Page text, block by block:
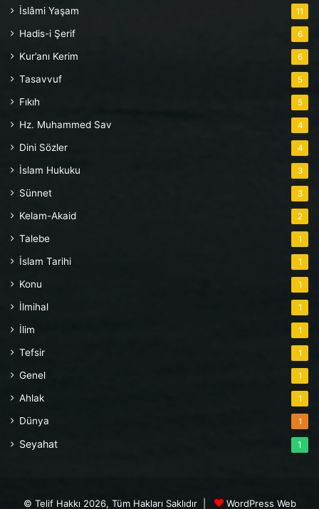
İslâmi Yaşam 11
Hadis-i Şerif 6
Kur’anı Kerim 6
Tasavvuf 5
Fıkıh 5
Hz. Muhammed Sav 4
Dini Sözler 4
İslam Hukuku 3
Sünnet 3
Kelam-Akaid 2
Talebe 1
İslam Tarihi 1
Konu 1
İlmihal 1
İlim 1
Tefsir 1
Genel 1
Ahlak 1
Dünya 1
Seyahat 1
© Telif Hakkı 2026, Tüm Hakları Saklıdır | WordPress Web